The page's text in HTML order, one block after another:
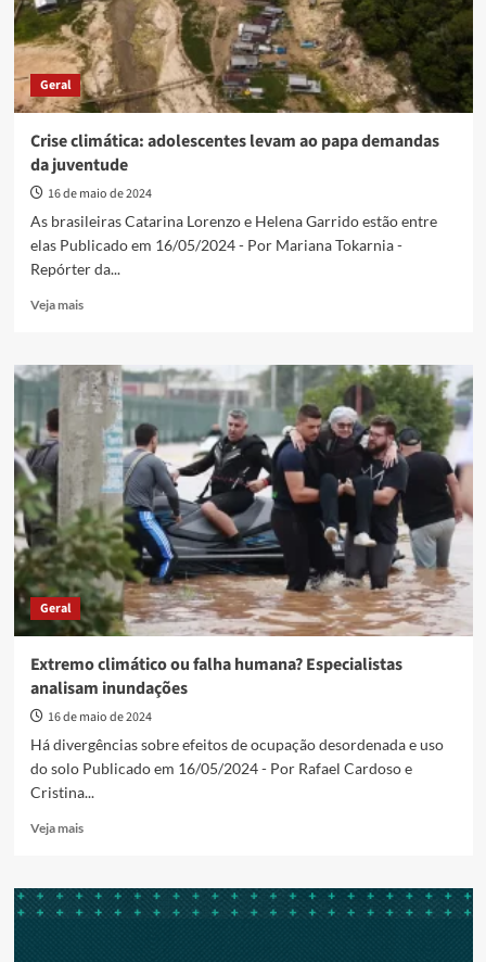
Geral
Crise climática: adolescentes levam ao papa demandas
da juventude
16 de maio de 2024
As brasileiras Catarina Lorenzo e Helena Garrido estão entre
elas Publicado em 16/05/2024 - Por Mariana Tokarnia -
Repórter da...
Veja maisRead
Crise
climática:
adolescentes
levam
ao
papa
demandas
da
juventude
Geral
Extremo climático ou falha humana? Especialistas
analisam inundações
16 de maio de 2024
Há divergências sobre efeitos de ocupação desordenada e uso
do solo Publicado em 16/05/2024 - Por Rafael Cardoso e
Cristina...
Veja maisRead
Extremo
climático